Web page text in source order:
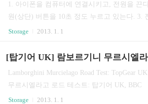
리케이션을 설치하거나 이상한 파일을 다운
는 반드시 악성코드 검사를 한다. 5. 백신의 패
인해서 최신 백신엔진을 유지한다. 6. 스마트
잠금기능에 사용한 비밀번호를 수시로 변경
투스 기능을 켜놓으면 자동 감염되므로 필요할
는다. 8. ID, 패스워드 등을..
1. 아이폰을 컴퓨터에 연결시키고, 전원을 끈
원(상단) 버튼을 10초 정도 누르고 있는다. 3.
서 손을 떼고 비프음이 날 때 까지 홈버튼을 계
Storage 2013. 1. 1
Lamborghini Murcielago Road Test: TopGear
무르시엘라고 로드 테스트: 탑기어 UK, BBC
Storage
2013. 1. 1